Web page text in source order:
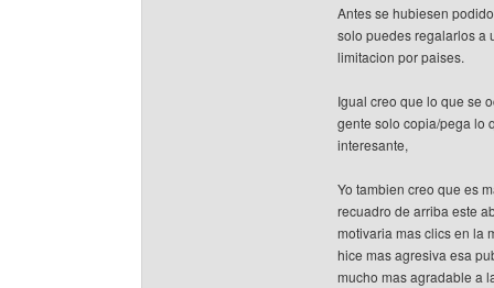
Antes se hubiesen
solo puedes regalarlos a
limitacion por paises.
Igual creo que lo que se
gente solo copia/pega lo
interesante,
Yo tambien creo que es
recuadro de arriba este
motivaria mas clics en la
hice mas agresiva esa
mucho mas agradable a